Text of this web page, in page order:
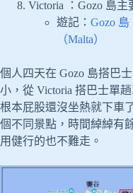
Victoria ：Gozo 島
遊記： Gozo
（Malta）
個人四天在 Gozo 島搭巴
小，從 Victoria 搭巴士單
根本屁股還沒坐熱就下車
個不同景點，時間綽綽有
用健行的也不難走。